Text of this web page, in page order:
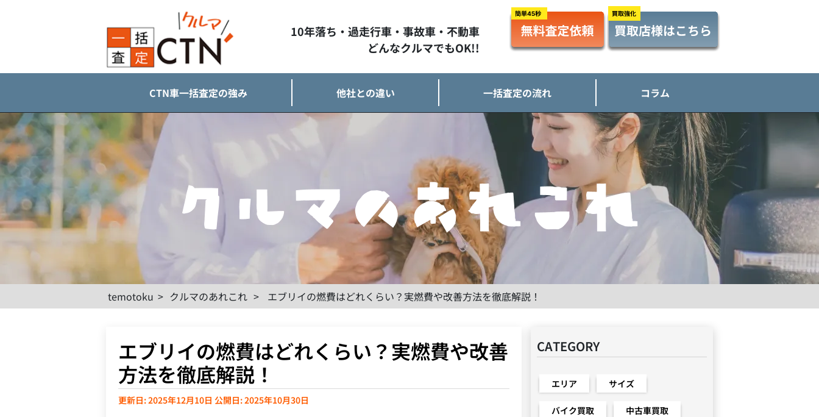
10年落ち・過走行車・事故車・不動車
どんなクルマでもOK!!
CTN車一括査定の強み 他社との違い 一括査定の流れ コラム
temotoku > クルマのあれこれ > エブリイの燃費はどれくらい？実燃費や改善方法を徹底解説！
エブリイの燃費はどれくらい？実燃費や改善
方法を徹底解説！
更新日: 2025年12月10日 公開日: 2025年10月30日
CATEGORY
エリア サイズ
バイク買取 中古車買取